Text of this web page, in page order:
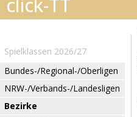
Spielklassen 2026/27
Bundes-/Regional-/Oberligen
NRW-/Verbands-/Landesligen
Bezirke